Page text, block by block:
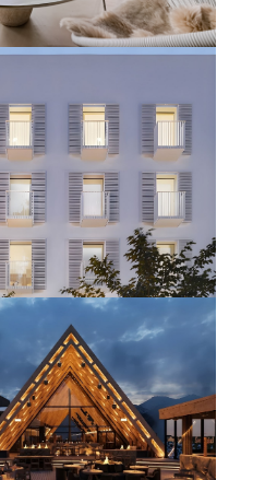
#CLARODELUZ
más
VARA DEL REY
más